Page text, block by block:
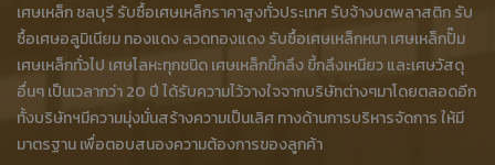
ทำลายสินค้า BOI
รับทำลายสินค้า
รับทำลายสินค้าหมดอายุ
รับทำลายสินค้า BOI
โรงงานรับทำลายสินค้า
เศษเหล็กหล่อ
รับซื้อเศษเหล็กหล่อ
รับซื้อเศษเหล็กหล่อ ราคาสูง
ขายเศษเหล็กหล่อ
ประมูลเศษเหล็กหล่อ
เศษเหล็ก ชลบุรี รับซื้อเศษเหล็กราคาสูงทั่วประเทศ รับจ้างบดพลาสติก รับ
ซื้อเศษอลูมิเนียม ทองแดง ลวดทองแดง รับซื้อเศษเหล็กหนา เศษเหล็กปั๊ม
เศษเหล็กทั่วไป เศษโลหะทุกชนิด เศษเหล็กขี้กลึง ขี้กลึงเหนียว และเศษวัสดุ
อื่นๆ เป็นเวลากว่า 20 ปี ได้รับความไว้วางใจจากบริษัทต่างๆมาโดยตลอดอีก
ทั้งบริษัทฯมีความมุ่งมั่นสร้างความเป็นเลิศ ทางด้านการบริหารจัดการ ให้มี
มาตรฐาน เพื่อตอบสนองความต้องการของลูกค้า